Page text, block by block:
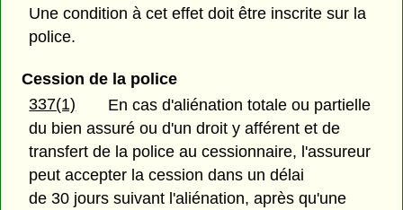
Une condition à cet effet doit être inscrite sur la
police.
Cession de la police
337(1)
En cas d'aliénation totale ou partielle
du bien assuré ou d'un droit y afférent et de
transfert de la police au cessionnaire, l'assureur
peut accepter la cession dans un délai
de 30 jours suivant l'aliénation, après qu'une